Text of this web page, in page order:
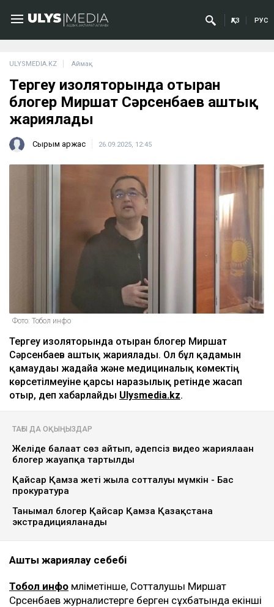
ҚАЗ РУС
ULYSMEDIA.KZ Аймақ
Тергеу изоляторында отырған
блогер Миршат Сәрсенбаев аштық
жариялады
Сырым Қаржас 26.09.2025, 12:45
Фото: Тобол инфо
Тергеу изоляторында отырған блогер Миршат
Сәрсенбаев аштық жариялады. Ол бұл қадамын
қамаудағы жағдайға және медициналық көмектің
көрсетілмеуіне қарсы наразылық ретінде жасап
отыр, деп хабарлайды Ulysmedia.kz.
ТАҒЫ ДА ОҚЫҢЫЗДАР
Желіде балағат сөз айтып, әдепсіз видео жариялаған
блогер жауапқа тартылды
Қайсар Қамза жеті жылға сотталуы мүмкін - Бас
прокуратура
Танымал блогер Қайсар Қамза Қазақстанға
экстрадицияланады
Аштық жариялау себебі
Тобол инфо мәліметінше, Сотталушы Миршат
Сәрсенбаев журналистерге берген сұхбатында екінші